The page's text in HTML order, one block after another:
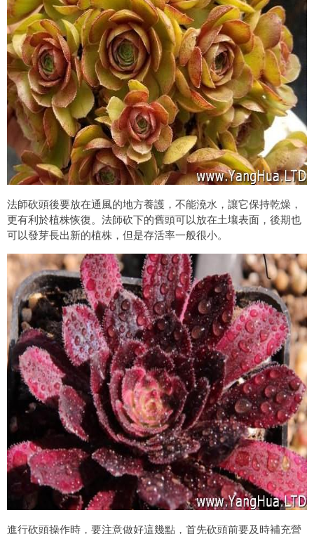
法師砍頭後要放在通風的地方養護，不能澆水，讓它保持乾燥，
更有利於植株恢復。法師砍下的舊頭可以放在土壤表面，後期也
可以發芽長出新的植株，但是存活率一般很小。
進行砍頭操作時，要注意做好這幾點，首先砍頭前要及時補充營